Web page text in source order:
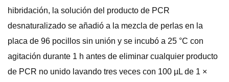
hibridación, la solución del producto de PCR
desnaturalizado se añadió a la mezcla de perlas en la
placa de 96 pocillos sin unión y se incubó a 25 °C con
agitación durante 1 h antes de eliminar cualquier producto
de PCR no unido lavando tres veces con 100 µL de 1 ×